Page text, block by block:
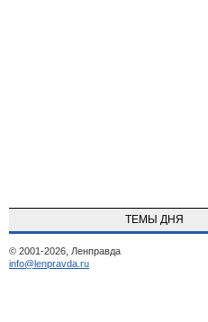
ТЕМЫ ДНЯ
© 2001-2026, Ленправда
info@lenpravda.ru